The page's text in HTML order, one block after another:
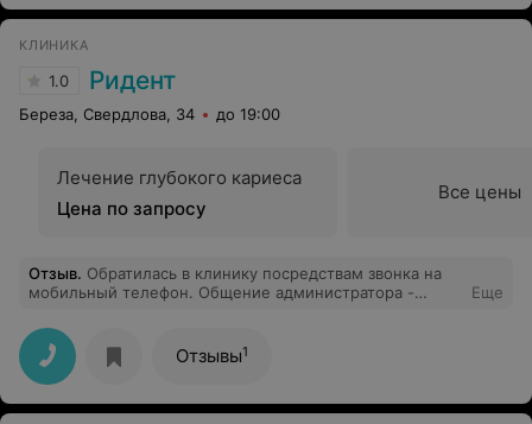
КЛИНИКА
1.0 Ридент
Береза, Свердлова, 34 до 19:00
Лечение глубокого кариеса
Цена по запросу
Все цены
Отзыв. Обратилась в клинику посредствам звонка на
мобильный телефон. Общение администратора -
привлечение клиентов, то соответственно и общение
администраторов должно быть соответствующее,
должны клиенту представится и поинтересоваться
какие услуги ему необходимо оказать, предложить
варианты записи к специалисту, а не говорить в трубку
Еще
Отзывы1